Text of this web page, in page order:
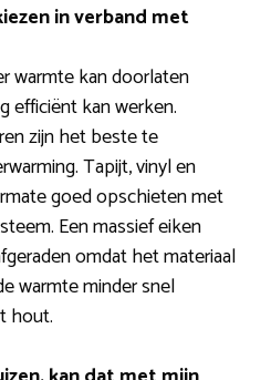
in verband met
warmte kan doorlaten
efficiënt kan werken.
zijn het beste te
Tapijt, vinyl en
goed opschieten met
Een massief eiken
omdat het materiaal
warmte minder snel
hout.